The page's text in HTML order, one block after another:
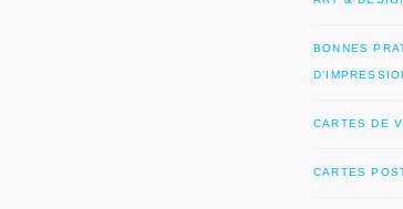
BONNES
CARTES DE
CARTES